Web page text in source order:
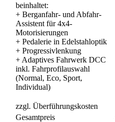
beinhaltet:
+ Berganfahr- und Abfahr-
Assistent für 4x4-
Motorisierungen
+ Pedalerie in Edelstahloptik
+ Progressivlenkung
+ Adaptives Fahrwerk DCC
inkl. Fahrprofilauswahl
(Normal, Eco, Sport,
Individual)
zzgl. Überführungskosten
Gesamtpreis